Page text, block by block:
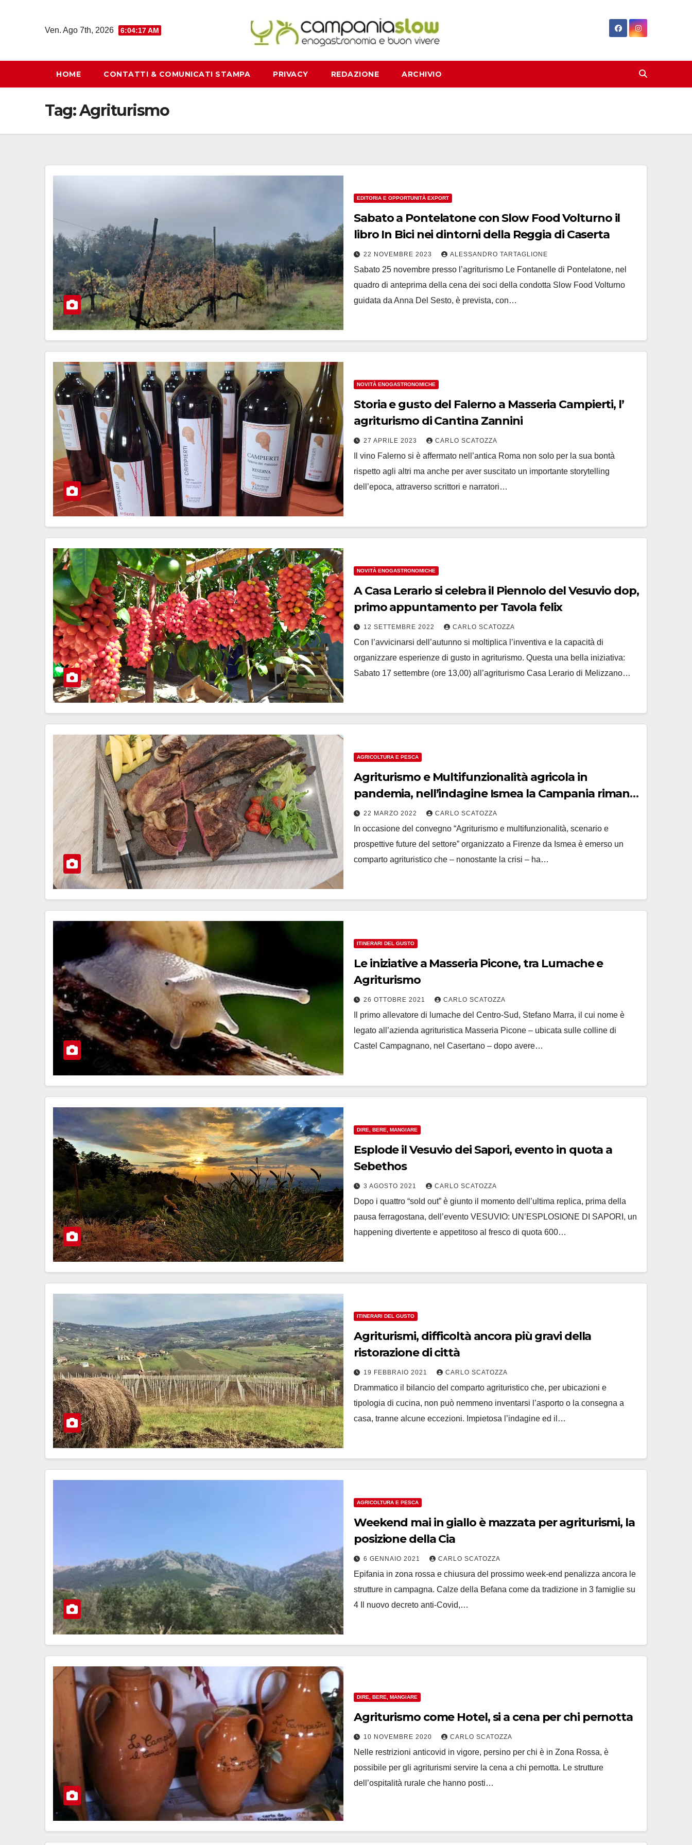
Ven. Ago 7th, 2026 6:04:19 AM
HOME CONTATTI & COMUNICATI STAMPA PRIVACY REDAZIONE ARCHIVIO
Tag:Agriturismo
EDITORIA E OPPORTUNITÀ EXPORT
Sabato a Pontelatone con Slow Food Volturno il
libro In Bici nei dintorni della Reggia di Caserta
22 NOVEMBRE 2023 ALESSANDRO TARTAGLIONE
Sabato 25 novembre presso l’agriturismo Le Fontanelle di Pontelatone, nel
quadro di anteprima della cena dei soci della condotta Slow Food Volturno
guidata da Anna Del Sesto, è prevista, con…
NOVITÀ ENOGASTRONOMICHE
Storia e gusto del Falerno a Masseria Campierti, l’
agriturismo di Cantina Zannini
27 APRILE 2023 CARLO SCATOZZA
Il vino Falerno si è affermato nell’antica Roma non solo per la sua bontà
rispetto agli altri ma anche per aver suscitato un importante storytelling
dell’epoca, attraverso scrittori e narratori…
NOVITÀ ENOGASTRONOMICHE
A Casa Lerario si celebra il Piennolo del Vesuvio dop,
primo appuntamento per Tavola felix
12 SETTEMBRE 2022 CARLO SCATOZZA
Con l’avvicinarsi dell’autunno si moltiplica l’inventiva e la capacità di
organizzare esperienze di gusto in agriturismo. Questa una bella iniziativa:
Sabato 17 settembre (ore 13,00) all’agriturismo Casa Lerario di Melizzano…
AGRICOLTURA E PESCA
Agriturismo e Multifunzionalità agricola in
pandemia, nell’indagine Ismea la Campania rimane
in piedi
22 MARZO 2022 CARLO SCATOZZA
In occasione del convegno “Agriturismo e multifunzionalità, scenario e
prospettive future del settore” organizzato a Firenze da Ismea è emerso un
comparto agrituristico che – nonostante la crisi – ha…
ITINERARI DEL GUSTO
Le iniziative a Masseria Picone, tra Lumache e
Agriturismo
26 OTTOBRE 2021 CARLO SCATOZZA
Il primo allevatore di lumache del Centro-Sud, Stefano Marra, il cui nome è
legato all’azienda agrituristica Masseria Picone – ubicata sulle colline di
Castel Campagnano, nel Casertano – dopo avere…
DIRE, BERE, MANGIARE
Esplode il Vesuvio dei Sapori, evento in quota a
Sebethos
3 AGOSTO 2021 CARLO SCATOZZA
Dopo i quattro “sold out” è giunto il momento dell’ultima replica, prima della
pausa ferragostana, dell’evento VESUVIO: UN’ESPLOSIONE DI SAPORI, un
happening divertente e appetitoso al fresco di quota 600…
ITINERARI DEL GUSTO
Agriturismi, difficoltà ancora più gravi della
ristorazione di città
19 FEBBRAIO 2021 CARLO SCATOZZA
Drammatico il bilancio del comparto agrituristico che, per ubicazioni e
tipologia di cucina, non può nemmeno inventarsi l’asporto o la consegna a
casa, tranne alcune eccezioni. Impietosa l’indagine ed il…
AGRICOLTURA E PESCA
Weekend mai in giallo è mazzata per agriturismi, la
posizione della Cia
6 GENNAIO 2021 CARLO SCATOZZA
Epifania in zona rossa e chiusura del prossimo week-end penalizza ancora le
strutture in campagna. Calze della Befana come da tradizione in 3 famiglie su
4 Il nuovo decreto anti-Covid,…
DIRE, BERE, MANGIARE
Agriturismo come Hotel, si a cena per chi pernotta
10 NOVEMBRE 2020 CARLO SCATOZZA
Nelle restrizioni anticovid in vigore, persino per chi è in Zona Rossa, è
possibile per gli agriturismi servire la cena a chi pernotta. Le strutture
dell’ospitalità rurale che hanno posti…